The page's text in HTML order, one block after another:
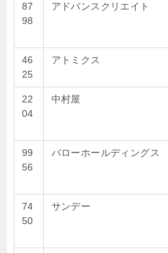
87
98
アドバンスクリエイト
46
25
アトミクス
22
04
中村屋
99
56
バローホールディングス
74
50
サンデー